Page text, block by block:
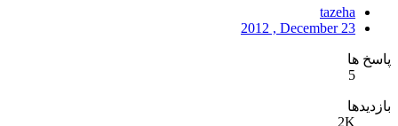
tazeha
2012 , December 23
پاسخ ها
5
بازدیدها
2K